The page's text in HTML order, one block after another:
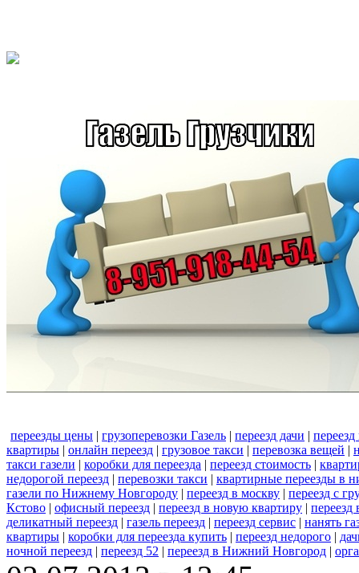
переезды цены | грузоперевозки Газель | переезд дачи |
квартиры | онлайн переезд | грузовое такси | перевозка вещей |
такси газели | коробки для переезда | переезд стоимость |
недорогой переезд | перевозки такси | квартирные переезды в
газели по Нижнему Новгороду | переезд в москву | переезд с
Кстово | офисный переезд | переезд в новую квартиру | переезд
деликатный переезд | газель переезд | переезд сервис | нанять
квартиры | коробки для переезда купить | переезд недорого |
ночной переезд | переезд 52 | переезд в Нижний Новгород |